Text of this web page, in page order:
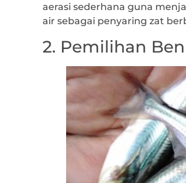
aerasi sederhana guna
air sebagai penyaring zat
2. Pemilihan